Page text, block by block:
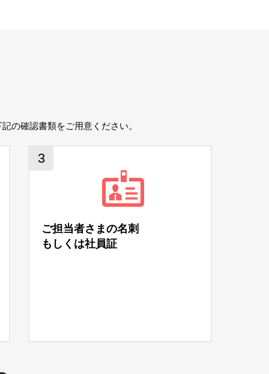
の確認書類をご用意ください。
3
ご担当者さまの名刺
もしくは社員証